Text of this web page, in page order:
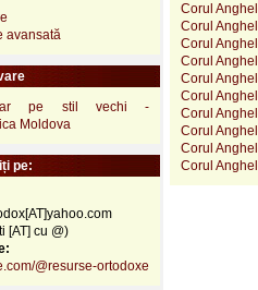
Corul
Corul
Corul
Corul
Corul
Corul
Corul
Corul
Corul
Corul
avansată
pe stil vechi -
Moldova
pe:
[AT] cu @)
@resurse-ortodoxe